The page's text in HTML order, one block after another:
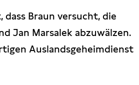
Braun versucht, die
Jan Marsalek abzuwälzen.
Auslandsgeheimdienst